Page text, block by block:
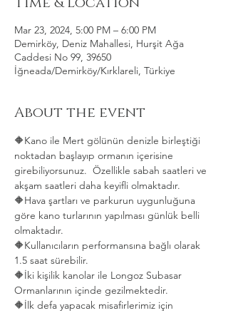
Mar 23, 2024, 5:00 PM – 6:00 PM
Demirköy, Deniz Mahallesi, Hurşit Ağa
Caddesi No 99, 39650
İğneada/Demirköy/Kırklareli, Türkiye
About the event
🔶️Kano ile Mert gölünün denizle birleştiği
noktadan başlayıp ormanın içerisine
girebiliyorsunuz.  Özellikle sabah saatleri ve
akşam saatleri daha keyifli olmaktadır.
🔶️Hava şartları ve parkurun uygunluğuna
göre kano turlarının yapılması günlük belli
olmaktadır.
🔶️Kullanıcıların performansına bağlı olarak
1.5 saat sürebilir.
🔶️İki kişilik kanolar ile Longoz Subasar
Ormanlarının içinde gezilmektedir.
🔶️İlk defa yapacak misafirlerimiz için